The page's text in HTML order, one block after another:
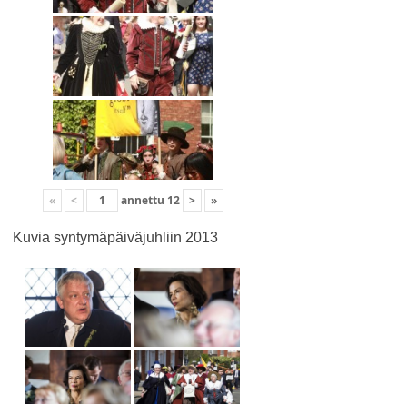
« < annettu 12 > »
Kuvia syntymäpäiväjuhliin 2013